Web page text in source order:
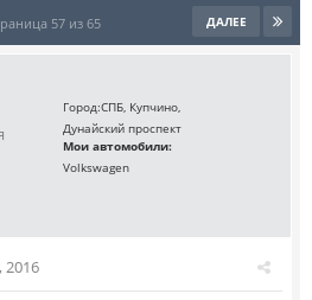
ДАЛЕЕ
57 из 65
Город:СПБ, Купчино,
Дунайский проспект
Мои автомобили:
Volkswagen
2016